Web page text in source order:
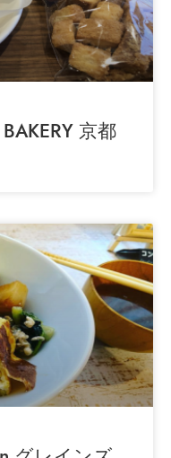
京都